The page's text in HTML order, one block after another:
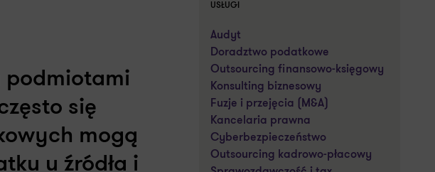
USŁUGI
Audyt
Doradztwo podatkowe
Outsourcing finansowo-księgowy
Konsulting biznesowy
Fuzje i przejęcia (M&A)
Kancelaria prawna
Cyberbezpieczeństwo
Outsourcing kadrowo-płacowy
podmiotami
się
mogą
u źródła i